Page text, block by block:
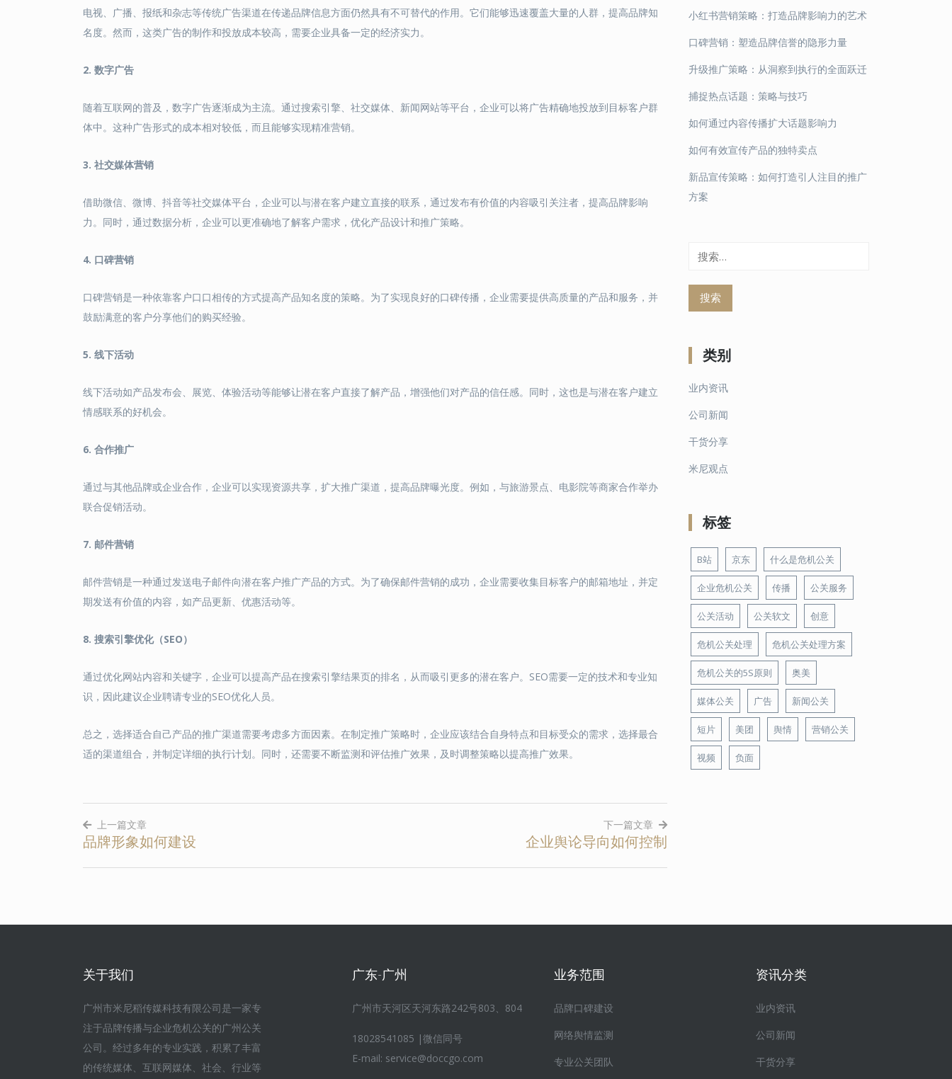
电视、广播、报纸和杂志等传统广告渠道在传递品牌信息方面仍然具有不可替代的作用。它们能够迅速覆盖大量的人群，提高品牌知
名度。然而，这类广告的制作和投放成本较高，需要企业具备一定的经济实力。
2. 数字广告
随着互联网的普及，数字广告逐渐成为主流。通过搜索引擎、社交媒体、新闻网站等平台，企业可以将广告精确地投放到目标客户群
体中。这种广告形式的成本相对较低，而且能够实现精准营销。
3. 社交媒体营销
借助微信、微博、抖音等社交媒体平台，企业可以与潜在客户建立直接的联系，通过发布有价值的内容吸引关注者，提高品牌影响
力。同时，通过数据分析，企业可以更准确地了解客户需求，优化产品设计和推广策略。
4. 口碑营销
口碑营销是一种依靠客户口口相传的方式提高产品知名度的策略。为了实现良好的口碑传播，企业需要提供高质量的产品和服务，并
鼓励满意的客户分享他们的购买经验。
5. 线下活动
线下活动如产品发布会、展览、体验活动等能够让潜在客户直接了解产品，增强他们对产品的信任感。同时，这也是与潜在客户建立
情感联系的好机会。
6. 合作推广
通过与其他品牌或企业合作，企业可以实现资源共享，扩大推广渠道，提高品牌曝光度。例如，与旅游景点、电影院等商家合作举办
联合促销活动。
7. 邮件营销
邮件营销是一种通过发送电子邮件向潜在客户推广产品的方式。为了确保邮件营销的成功，企业需要收集目标客户的邮箱地址，并定
期发送有价值的内容，如产品更新、优惠活动等。
8. 搜索引擎优化（SEO）
通过优化网站内容和关键字，企业可以提高产品在搜索引擎结果页的排名，从而吸引更多的潜在客户。SEO需要一定的技术和专业知
识，因此建议企业聘请专业的SEO优化人员。
总之，选择适合自己产品的推广渠道需要考虑多方面因素。在制定推广策略时，企业应该结合自身特点和目标受众的需求，选择最合
适的渠道组合，并制定详细的执行计划。同时，还需要不断监测和评估推广效果，及时调整策略以提高推广效果。
文
章
航
上一篇文章
品牌形象如何建设
下一篇文章
企业舆论导向如何控制
小红书营销策略：打造品牌影响力的艺术
口碑营销：塑造品牌信誉的隐形力量
升级推广策略：从洞察到执行的全面跃迁
捕捉热点话题：策略与技巧
如何通过内容传播扩大话题影响力
如何有效宣传产品的独特卖点
新品宣传策略：如何打造引人注目的推广
方案
类别
业内资讯
公司新闻
干货分享
米尼观点
标签
B站 京东 什么是危机公关
企业危机公关 传播 公关服务
公关活动 公关软文 创意
危机公关处理 危机公关处理方案
危机公关的5S原则 奥美
媒体公关 广告 新闻公关
短片 美团 舆情 营销公关
视频 负面
关于我们
广州市米尼稻传媒科技有限公司是一家专
注于品牌传播与企业危机公关的广州公关
公司。经过多年的专业实践，积累了丰富
的传统媒体、互联网媒体、社会、行业等
广东-广州
广州市天河区天河东路242号803、804
18028541085 |微信同号
E-mail: service@doccgo.com
业务范围
品牌口碑建设
网络舆情监测
专业公关团队
资讯分类
业内资讯
公司新闻
干货分享